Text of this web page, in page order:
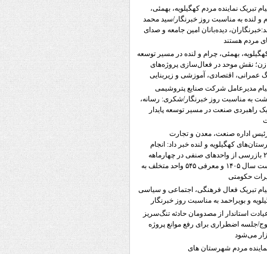
تبریک نماینده مردم کهگیلویه، بهمئی،
و لنده به مناسبت روز خبرنگار/سید محمد
دیده‌بانان امین جامعه و صدای
مردم هستند
بهمئی، چرام و لنده در مسیر توسعه
نقش موحد در فعال‌سازی پروژه‌های
عمرانی، اقتصادی، آموزشی و زیربنایی
مدیرعامل شرکت صنایع پتروشیمی
به مناسبت روز خبرنگار/شکری: رسانه،
راهبردی صنعت در مسیر توسعه پایدار
اداره صنعت، معدن و تجارت
کهگیلویه و لنده خبر داد: انجام
۲۳۵۸ بازرسی از واحدهای صنفی در چهارماهه
نخست سال ۱۴۰۵ و معرفی ۵۴۵ واحد متخلف به
حکومتی
تبریک فعال فرهنگی، اجتماعی و سیاسی
و بویراحمد به مناسبت روز خبرنگار
استاندار از مصدومان حادثه تنگ‌سریز
جلسه اضطراری برای رفع موانع پروژه
می‌شود
مردم شهرستان های